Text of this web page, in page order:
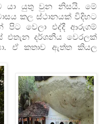
යා යුතු වුන නිසයි. මේ
කල ස්ථානයක් විදිහට
පිට වෙලා එද්දී ආරුගම්
දර්ශනීය වෙරලක්
ඒ කතාව ඇත්ත කියල